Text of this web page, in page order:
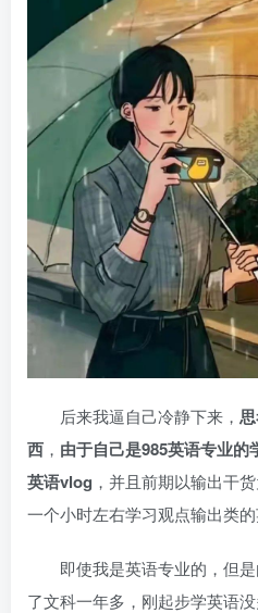
后来我逼自己冷静下来，
西 ， 由于自己是985英语专业
英语vlog ，并且前期以输出干
一个小时左右学习观点输出类的
即使我是英语专业的，但
了文科一年多，刚起步学英语